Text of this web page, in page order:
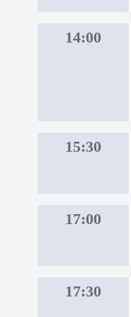
14:00
15:30
17:00
17:30